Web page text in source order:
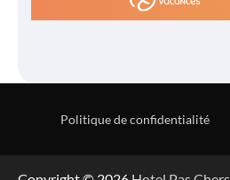
Politique de confidentialité